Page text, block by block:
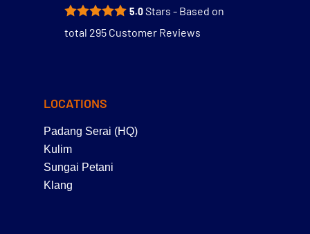
5.0Stars - Based on
total 295Customer Reviews
LOCATIONS
Padang Serai (HQ)
Kulim
Sungai Petani
Klang